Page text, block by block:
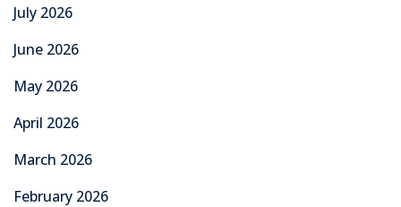
July 2026
June 2026
May 2026
April 2026
March 2026
February 2026